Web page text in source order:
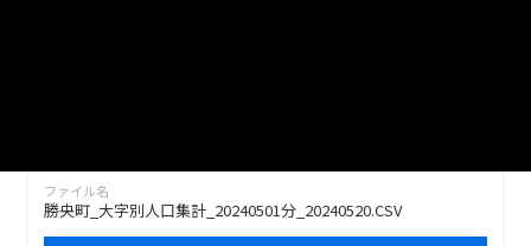
ファイル名
勝央町_大字別人口集計_20240501分_20240520.CSV